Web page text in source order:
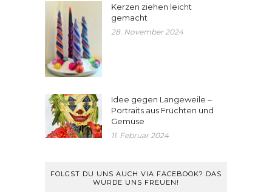
Kerzen ziehen leicht
gemacht
28. November 2024
Idee gegen Langeweile –
Portraits aus Früchten und
Gemüse
11. Februar 2024
FOLGST DU UNS AUCH VIA FACEBOOK? DAS
WÜRDE UNS FREUEN!